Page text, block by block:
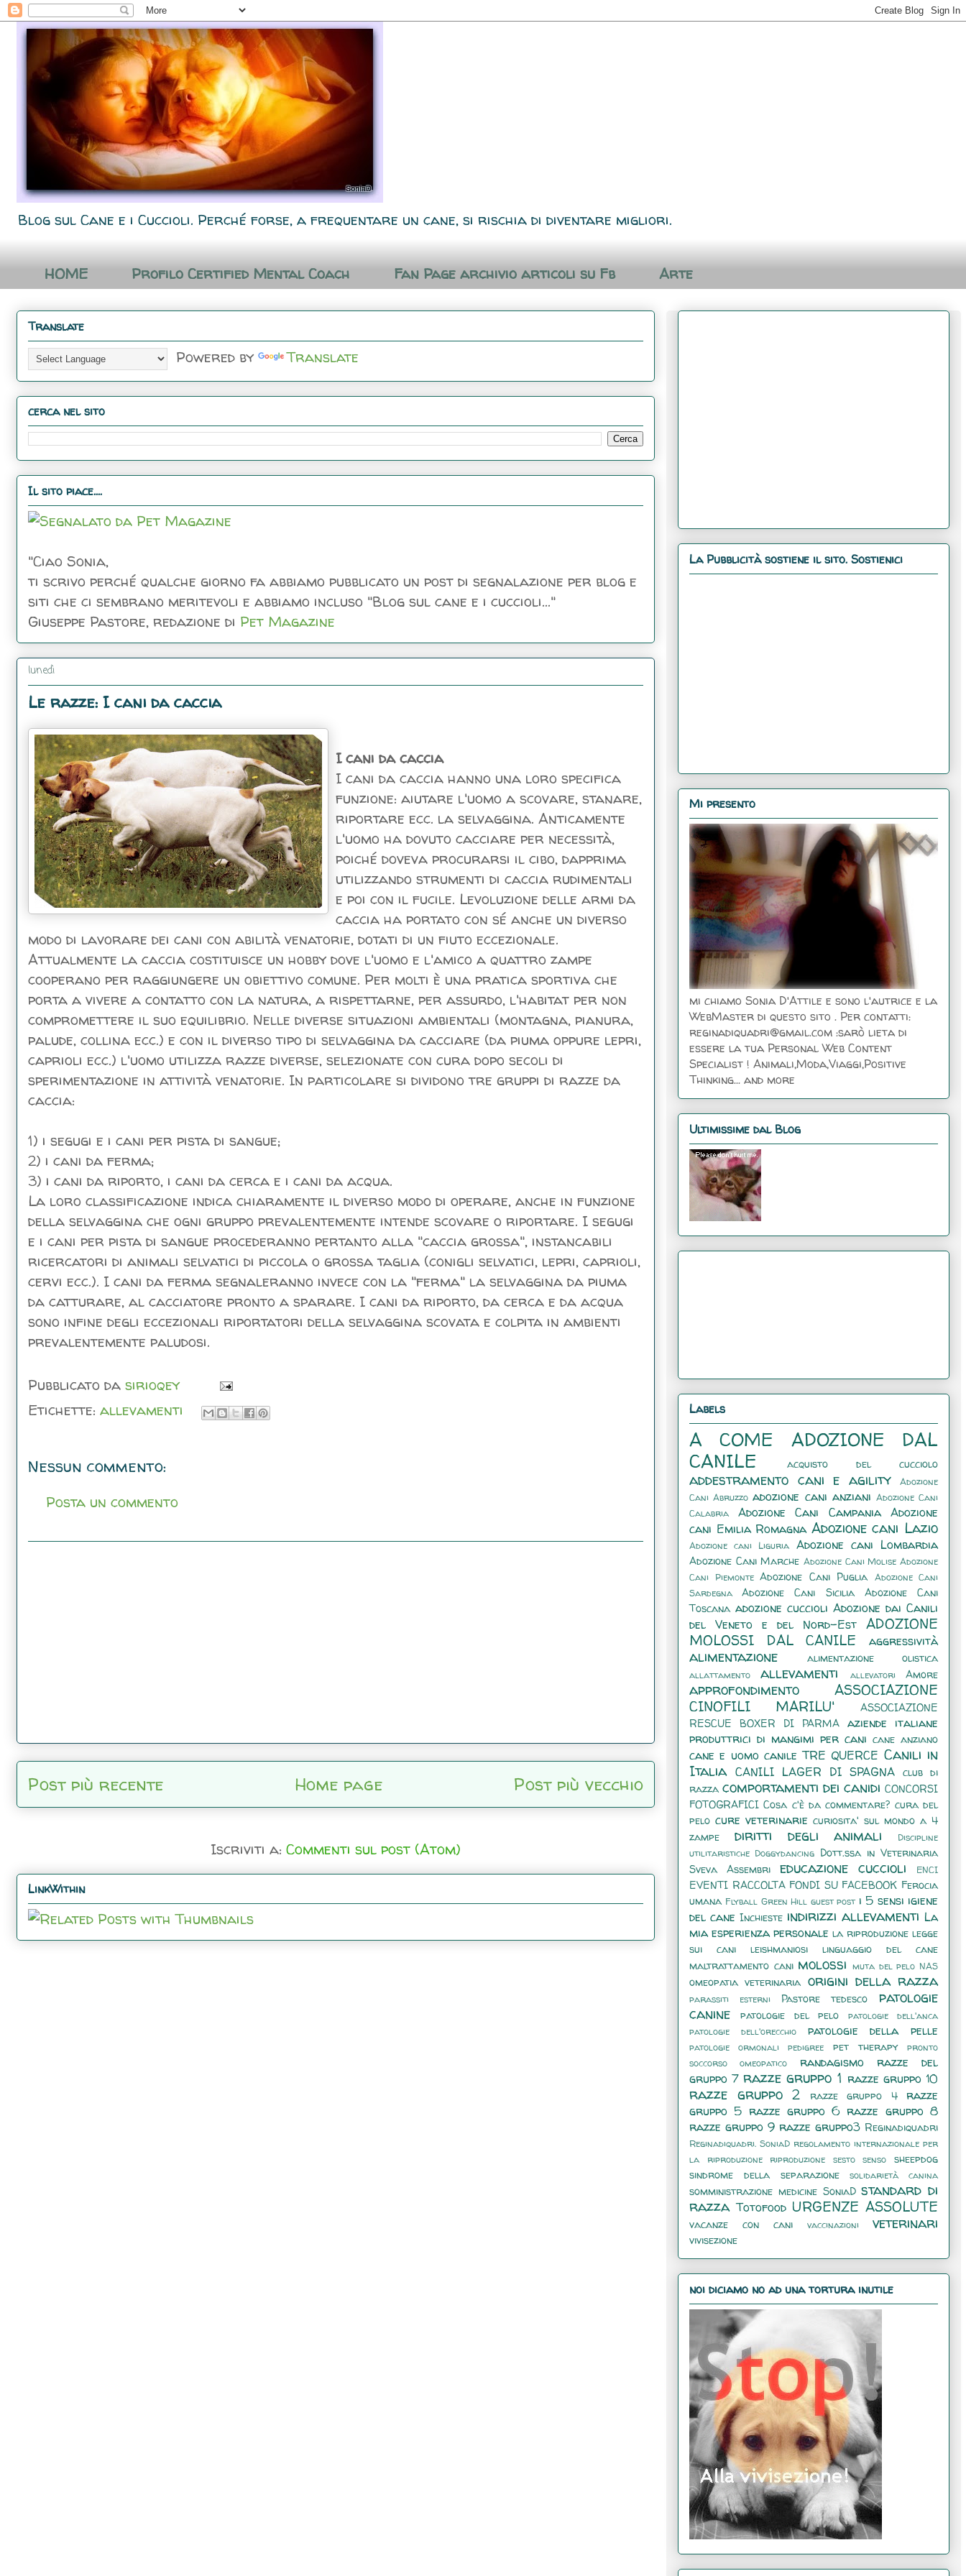
Blog sul Cane e i Cuccioli. Perché forse, a frequentare un cane, si rischia di diventare migliori.
HOME Profilo Certified Mental Coach Fan Page archivio articoli su Fb Arte
Translate
Powered by Translate
cerca nel sito
Il sito piace....
"Ciao Sonia,
ti scrivo perché qualche giorno fa abbiamo pubblicato un post di segnalazione per blog e
siti che ci sembrano meritevoli e abbiamo incluso "Blog sul cane e i cuccioli..."
Giuseppe Pastore, redazione di Pet Magazine
lunedì
Le razze: I cani da caccia
I cani da caccia
I cani da caccia hanno una loro specifica
funzione: aiutare l'uomo a scovare, stanare,
riportare ecc. la selvaggina. Anticamente
l'uomo ha dovuto cacciare per necessità,
poiché doveva procurarsi il cibo, dapprima
utilizzando strumenti di caccia rudimentali
e poi con il fucile. Levoluzione delle armi da
caccia ha portato con sé anche un diverso
modo di lavorare dei cani con abilità venatorie, dotati di un fiuto eccezionale.
Attualmente la caccia costituisce un hobby dove l'uomo e l'amico a quattro zampe
cooperano per raggiungere un obiettivo comune. Per molti è una pratica sportiva che
porta a vivere a contatto con la natura, a rispettarne, per assurdo, l'habitat per non
compromettere il suo equilibrio. Nelle diverse situazioni ambientali (montagna, pianura,
palude, collina ecc.) e con il diverso tipo di selvaggina da cacciare (da piuma oppure lepri,
caprioli ecc.) l'uomo utilizza razze diverse, selezionate con cura dopo secoli di
sperimentazione in attività venatorie. In particolare si dividono tre gruppi di razze da
caccia:
1) i segugi e i cani per pista di sangue;
2) i cani da ferma;
3) i cani da riporto, i cani da cerca e i cani da acqua.
La loro classificazione indica chiaramente il diverso modo di operare, anche in funzione
della selvaggina che ogni gruppo prevalentemente intende scovare o riportare. I segugi
e i cani per pista di sangue procederanno pertanto alla "caccia grossa", instancabili
ricercatori di animali selvatici di piccola o grossa taglia (conigli selvatici, lepri, caprioli,
cervi ecc.). I cani da ferma segnaleranno invece con la "ferma" la selvaggina da piuma
da catturare, al cacciatore pronto a sparare. I cani da riporto, da cerca e da acqua
sono infine degli eccezionali riportatori della selvaggina scovata e colpita in ambienti
prevalentemente paludosi.
Pubblicato da sirioqey
Etichette: allevamenti
Nessun commento:
Posta un commento
Post più recente Post più vecchio
Home page
Iscriviti a: Commenti sul post (Atom)
LinkWithin
La Pubblicità sostiene il sito. Sostienici
Mi presento
mi chiamo Sonia D'Attile e sono l'autrice e la
WebMaster di questo sito . Per contatti:
reginadiquadri@gmail.com :sarò lieta di
essere la tua Personal Web Content
Specialist ! Animali,Moda,Viaggi,Positive
Thinking... and more
Ultimissime dal Blog
Labels
A COME ADOZIONE DAL
CANILE
acquisto del cucciolo
addestramento cani e agility
Adozione
Cani Abruzzo adozione cani anziani Adozione Cani
Calabria
Adozione Cani Campania
Adozione
cani Emilia Romagna Adozione cani Lazio
Adozione cani Liguria Adozione cani Lombardia
Adozione Cani Marche Adozione Cani Molise Adozione
Cani Piemonte Adozione Cani Puglia Adozione Cani
Sardegna
Adozione Cani Sicilia
Adozione Cani
Toscana adozione cuccioli Adozione dai Canili
del Veneto e del Nord-Est ADOZIONE
MOLOSSI DAL CANILE
aggressività
alimentazione alimentazione olistica
allattamento allevamenti allevatori Amore
approfondimento
ASSOCIAZIONE
CINOFILI MARILU'
ASSOCIAZIONE
RESCUE BOXER DI PARMA aziende italiane
produttrici di mangimi per cani cane anziano
cane e uomo canile TRE QUERCE Canili in
Italia CANILI LAGER DI SPAGNA club di
razza comportamenti dei canidi CONCORSI
FOTOGRAFICI Cosa c'è da commentare? cura del
pelo cure veterinarie curiosita' sul mondo a 4
zampe
diritti degli animali
Discipline
utilitaristiche Doggydancing Dott.ssa in Veterinaria
Sveva Assembri
educazione cuccioli ENCI
EVENTI RACCOLTA FONDI SU FACEBOOK Ferocia
umana Flyball Green Hill guest post i 5 sensi igiene
del cane Inchieste indirizzi allevamenti La
mia esperienza personale la riproduzione legge
sui cani
leishmaniosi
linguaggio del cane
maltrattamento cani molossi muta del pelo NAS
omeopatia veterinaria origini della razza
parassiti esterni Pastore tedesco
patologie
canine
patologie del pelo
patologie dell'anca
patologie dell'orecchio
patologie della pelle
patologie ormonali pedigree pet therapy
pronto
soccorso omeopatico
randagismo
razze del
gruppo 7 razze gruppo 1 razze gruppo 10
razze gruppo 2 razze gruppo 4
razze
gruppo 5 razze gruppo 6 razze gruppo 8
razze gruppo 9 razze gruppo3 Reginadiquadri
Reginadiquadri. SoniaD regolamento internazionale per
la riproduzione
riproduzione sesto senso
sheepdog
sindrome della separazione
solidarietà canina
somministrazione medicine SoniaD standard di
razza Totofood URGENZE ASSOLUTE
vacanze con cani vaccinazioni veterinari
vivisezione
noi diciamo no ad una tortura inutile